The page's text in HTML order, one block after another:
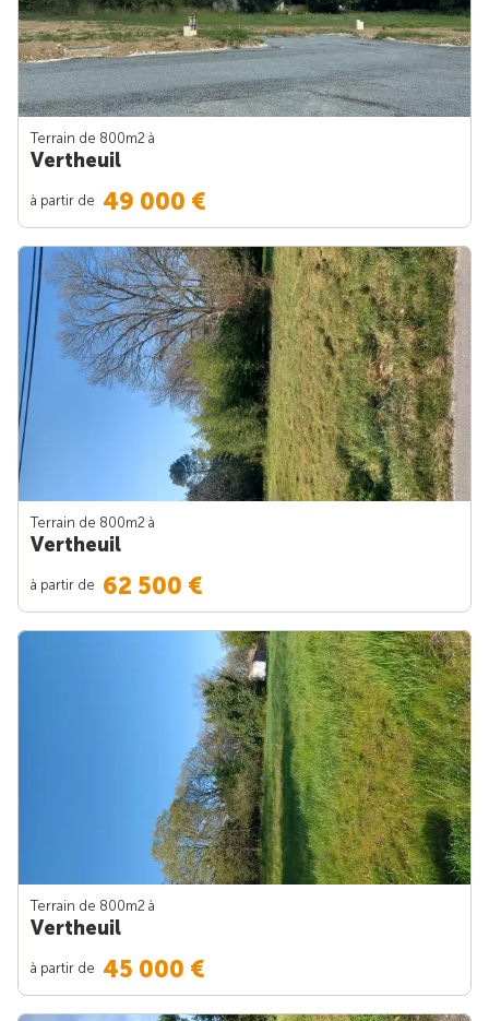
Terrain de 800m2 à
Vertheuil
à partir de 49 000 €
Terrain de 800m2 à
Vertheuil
à partir de 62 500 €
Terrain de 800m2 à
Vertheuil
à partir de 45 000 €